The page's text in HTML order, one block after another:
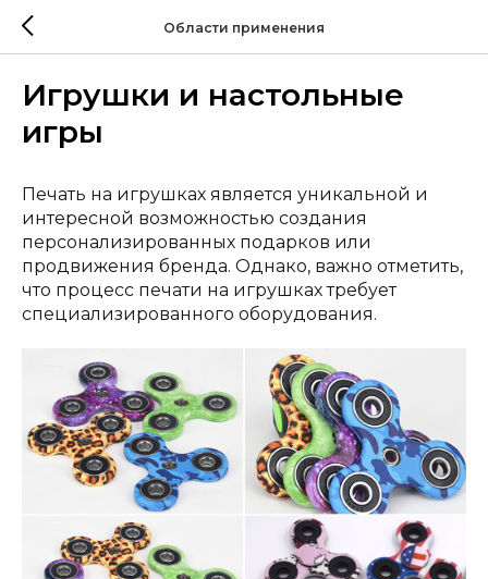
Области применения
Игрушки и настольные
игры
Печать на игрушках является уникальной и
интересной возможностью создания
персонализированных подарков или
продвижения бренда. Однако, важно отметить,
что процесс печати на игрушках требует
специализированного оборудования.